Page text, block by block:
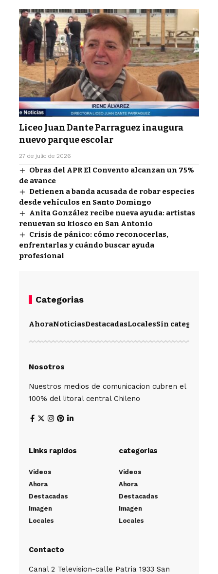
Liceo Juan Dante Parraguez inaugura
nuevo parque escolar
27 de julio de 2026
Obras del APR El Convento alcanzan un 75%
de avance
Detienen a banda acusada de robar especies
desde vehículos en Santo Domingo
Anita González recibe nueva ayuda: artistas
renuevan su kiosco en San Antonio
Crisis de pánico: cómo reconocerlas,
enfrentarlas y cuándo buscar ayuda
profesional
Categorias
AhoraNoticiasDestacadasLocalesSin categoría
Nosotros
Nuestros medios de comunicacion cubren el
100% del litoral central Chileno
Links rapidos
Videos
Ahora
Destacadas
Imagen
Locales
categorias
Videos
Ahora
Destacadas
Imagen
Locales
Contacto
Canal 2 Television-calle Patria 1933 San